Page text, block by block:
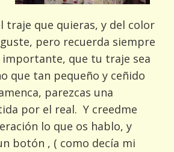
traje que quieras, y del color
pero recuerda siempre
importante, que tu traje sea
que tan pequeño y ceñido
parezcas una
por el real. Y creedme
lo que os hablo, y
botón , ( como decía mi